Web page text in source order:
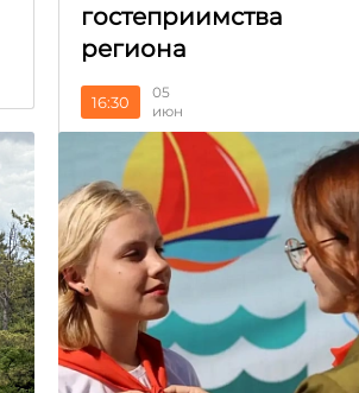
гостеприимства
региона
16:30
05
июн